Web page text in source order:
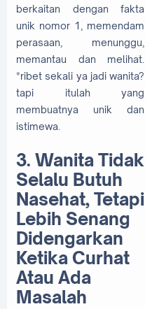
berkaitan dengan fakta
unik nomor 1, memendam
perasaan, menunggu,
memantau dan melihat.
*ribet sekali ya jadi wanita?
tapi itulah yang
membuatnya unik dan
istimewa.
3. Wanita Tidak
Selalu Butuh
Nasehat, Tetapi
Lebih Senang
Didengarkan
Ketika Curhat
Atau Ada
Masalah